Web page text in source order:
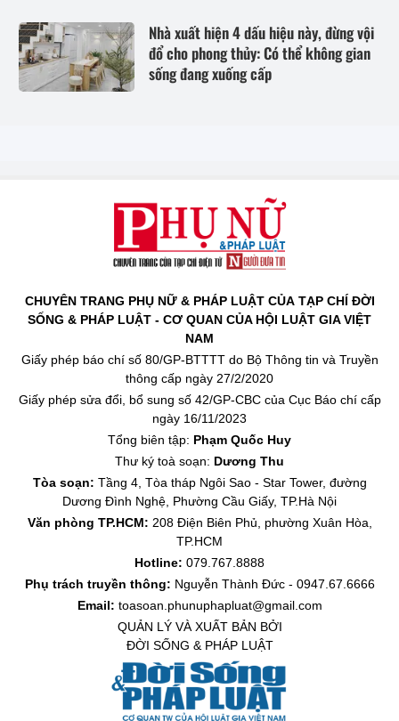
Nhà xuất hiện 4 dấu hiệu này, đừng vội
đổ cho phong thủy: Có thể không gian
sống đang xuống cấp
CHUYÊN TRANG PHỤ NỮ & PHÁP LUẬT CỦA TẠP CHÍ ĐỜI
SỐNG & PHÁP LUẬT - CƠ QUAN CỦA HỘI LUẬT GIA VIỆT
NAM
Giấy phép báo chí số 80/GP-BTTTT do Bộ Thông tin và Truyền
thông cấp ngày 27/2/2020
Giấy phép sửa đổi, bổ sung số 42/GP-CBC của Cục Báo chí cấp
ngày 16/11/2023
Tổng biên tập: Phạm Quốc Huy
Thư ký toà soạn: Dương Thu
Tòa soạn: Tầng 4, Tòa tháp Ngôi Sao - Star Tower, đường
Dương Đình Nghệ, Phường Cầu Giấy, TP.Hà Nội
Văn phòng TP.HCM: 208 Điện Biên Phủ, phường Xuân Hòa,
TP.HCM
Hotline: 079.767.8888
Phụ trách truyền thông: Nguyễn Thành Đức - 0947.67.6666
Email: toasoan.phunuphapluat@gmail.com
QUẢN LÝ VÀ XUẤT BẢN BỞI
ĐỜI SỐNG & PHÁP LUẬT